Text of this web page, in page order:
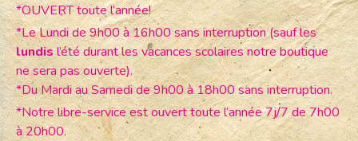
*OUVERT toute l’année!
*Le Lundi de 9h00 à 16h00 sans interruption (sauf les
lundisl’été durant les vacances scolaires notre boutique
ne sera pas ouverte).
*Du Mardi au Samedi de 9h00 à 18h00 sans interruption.
*Notre libre-service est ouvert toute l’année 7j/7 de 7h00
à 20h00.